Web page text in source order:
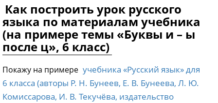
Как построить урок русского
языка по материалам учебника
(на примере темы «Буквы и – ы
после ц», 6 класс)
Покажу на примере учебника «Русский язык» для
6 класса (авторы Р. Н. Бунеев, Е. В. Бунеева, Л. Ю.
Комиссарова, И. В. Текучёва, издательство